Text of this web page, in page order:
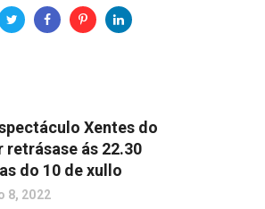
Xentes do
retrásase ás 22.30
do 10 de xullo
8, 2022